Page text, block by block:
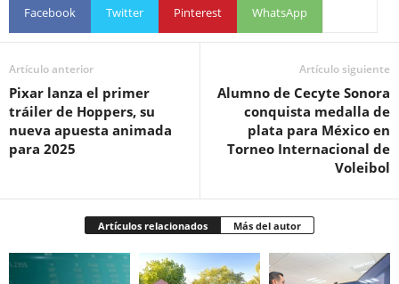
Facebook Twitter Pinterest WhatsApp
Artículo anterior
Pixar lanza el primer
tráiler de Hoppers, su
nueva apuesta animada
para 2025
Artículo siguiente
Alumno de Cecyte Sonora
conquista medalla de
plata para México en
Torneo Internacional de
Voleibol
Artículos relacionados Más del autor